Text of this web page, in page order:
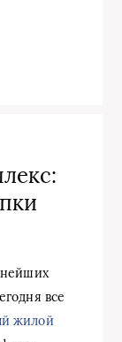
все
жилой